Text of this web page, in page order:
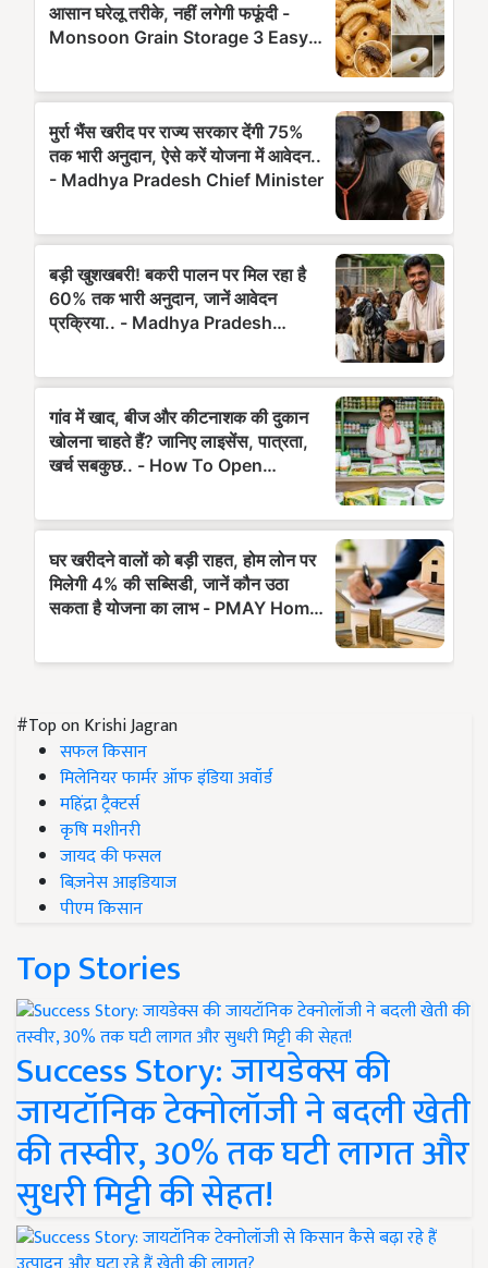
#Top on Krishi Jagran
सफल किसान
मिलेनियर फार्मर ऑफ इंडिया अवॉर्ड
महिंद्रा ट्रैक्टर्स
कृषि मशीनरी
जायद की फसल
बिज़नेस आइडियाज
पीएम किसान
Top Stories
Success Story: जायडेक्स की
जायटॉनिक टेक्नोलॉजी ने बदली खेती
की तस्वीर, 30% तक घटी लागत और
सुधरी मिट्टी की सेहत!